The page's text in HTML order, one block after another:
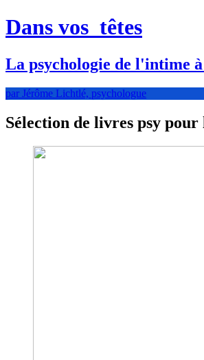
Dans vos têtes
La psychologie de l'intime
par Jérôme Lichtlé, psychologue
Sélection de livres psy pour